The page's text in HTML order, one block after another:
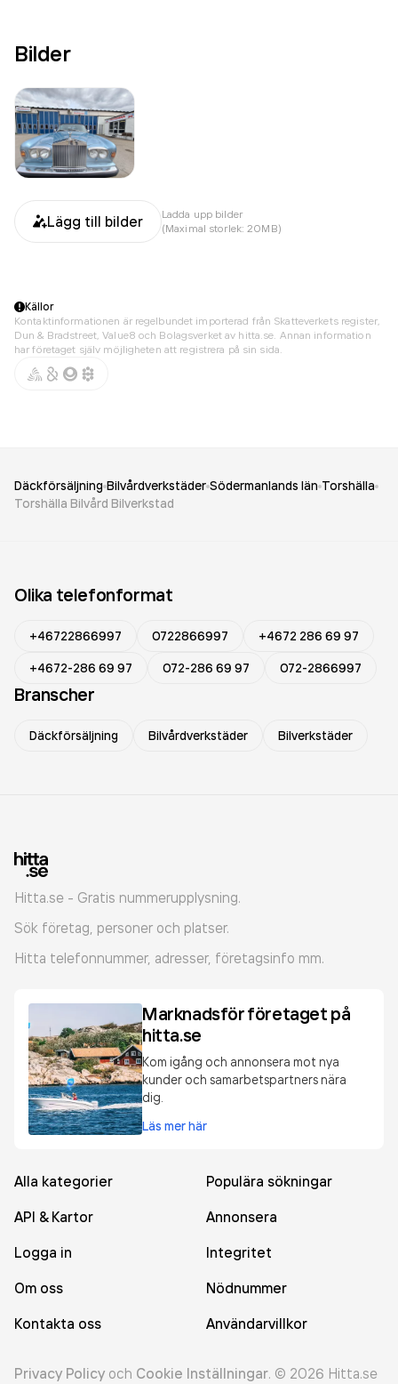
Bilder
Lägg till bilder
Ladda upp bilder
(Maximal storlek: 20MB)
Källor
Kontaktinformationen är regelbundet importerad från Skatteverkets register,
Dun & Bradstreet, Value8 och Bolagsverket av hitta.se. Annan information
har företaget själv möjligheten att registrera på sin sida.
Däckförsäljning Bilvårdverkstäder Södermanlands län Torshälla
Torshälla Bilvård Bilverkstad
Olika telefonformat
+46722866997 0722866997
+4672 286 69 97
+4672-286 69 97
072-286 69 97 072-2866997
Branscher
Däckförsäljning Bilvårdverkstäder Bilverkstäder
Hitta.se - Gratis nummerupplysning.
Sök företag, personer och platser.
Hitta telefonnummer, adresser, företagsinfo mm.
Marknadsför företaget på
hitta.se
Kom igång och annonsera mot nya
kunder och samarbetspartners nära
dig.
Läs mer här
Alla kategorier
Populära sökningar
API & Kartor
Annonsera
Logga in
Integritet
Om oss
Nödnummer
Kontakta oss
Användarvillkor
Privacy Policy och Cookie Inställningar. © 2026 Hitta.se